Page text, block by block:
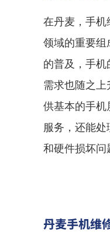
在丹麦，手机
领域的重要组
的普及，手
需求也随之
供基本的手机
服务，还能
和硬件损坏问
丹麦手机维